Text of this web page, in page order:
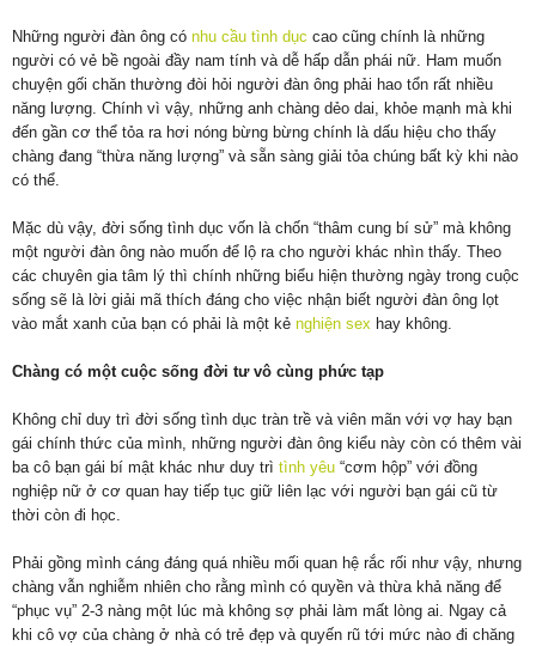
Những người đàn ông có nhu cầu tình dục cao cũng chính là những
người có vẻ bề ngoài đầy nam tính và dễ hấp dẫn phái nữ. Ham muốn
chuyện gối chăn thường đòi hỏi người đàn ông phải hao tổn rất nhiều
năng lượng. Chính vì vậy, những anh chàng dẻo dai, khỏe mạnh mà khi
đến gần cơ thể tỏa ra hơi nóng bừng bừng chính là dấu hiệu cho thấy
chàng đang “thừa năng lượng” và sẵn sàng giải tỏa chúng bất kỳ khi nào
có thể.
Mặc dù vậy, đời sống tình dục vốn là chốn “thâm cung bí sử” mà không
một người đàn ông nào muốn để lộ ra cho người khác nhìn thấy. Theo
các chuyên gia tâm lý thì chính những biểu hiện thường ngày trong cuộc
sống sẽ là lời giải mã thích đáng cho việc nhận biết người đàn ông lọt
vào mắt xanh của bạn có phải là một kẻ nghiện sex hay không.
Chàng có một cuộc sống đời tư vô cùng phức tạp
Không chỉ duy trì đời sống tình dục tràn trề và viên mãn với vợ hay bạn
gái chính thức của mình, những người đàn ông kiểu này còn có thêm vài
ba cô bạn gái bí mật khác như duy trì tình yêu “cơm hộp” với đồng
nghiệp nữ ở cơ quan hay tiếp tục giữ liên lạc với người bạn gái cũ từ
thời còn đi học.
Phải gồng mình cáng đáng quá nhiều mối quan hệ rắc rối như vậy, nhưng
chàng vẫn nghiễm nhiên cho rằng mình có quyền và thừa khả năng để
“phục vụ” 2-3 nàng một lúc mà không sợ phải làm mất lòng ai. Ngay cả
khi cô vợ của chàng ở nhà có trẻ đẹp và quyến rũ tới mức nào đi chăng